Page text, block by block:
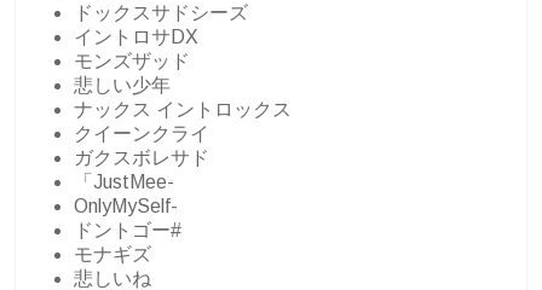
ドックスサドシーズ
イントロサDX
モンズザッド
悲しい少年
ナックス イントロックス
クイーンクライ
ガクスボレサド
「JustMee-
OnlyMySelf-
ドントゴー#
モナギズ
悲しいね